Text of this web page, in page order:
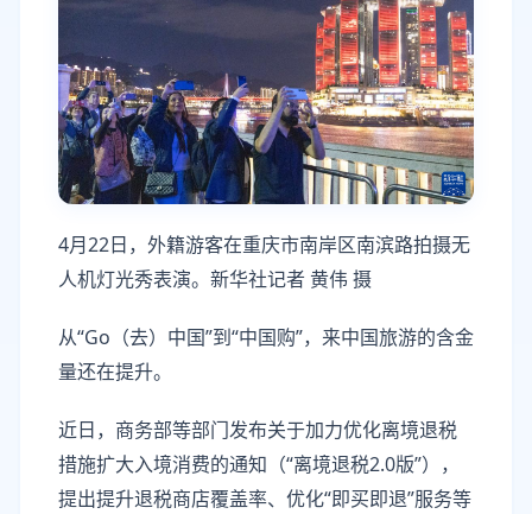
4月22日，外籍游客在重庆市南岸区南滨路拍摄无
人机灯光秀表演。新华社记者 黄伟 摄
从“Go（去）中国”到“中国购”，来中国旅游的含金
量还在提升。
近日，商务部等部门发布关于加力优化离境退税
措施扩大入境消费的通知（“离境退税2.0版”），
提出提升退税商店覆盖率、优化“即买即退”服务等